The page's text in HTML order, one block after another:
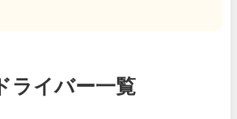
ライバー一覧